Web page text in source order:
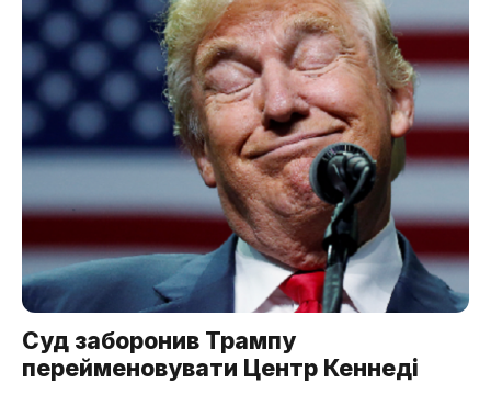
Суд заборонив Трампу
перейменовувати Центр Кеннеді